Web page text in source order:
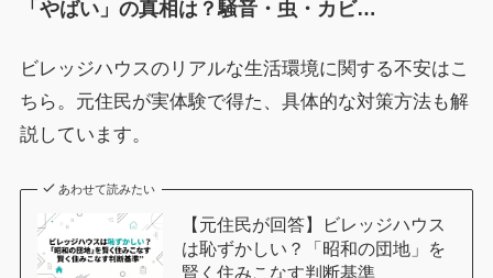
「やばい」の真相は？騒音・虫・カビ…
ビレッジハウスのリアルな生活環境に関する不安はこ
ちら。元住民が実体験で得た、具体的な対策方法も解
説しています。
あわせて読みたい
【元住民が回答】ビレッジハウス
は恥ずかしい？「昭和の団地」を
賢く住みこなす判断基準